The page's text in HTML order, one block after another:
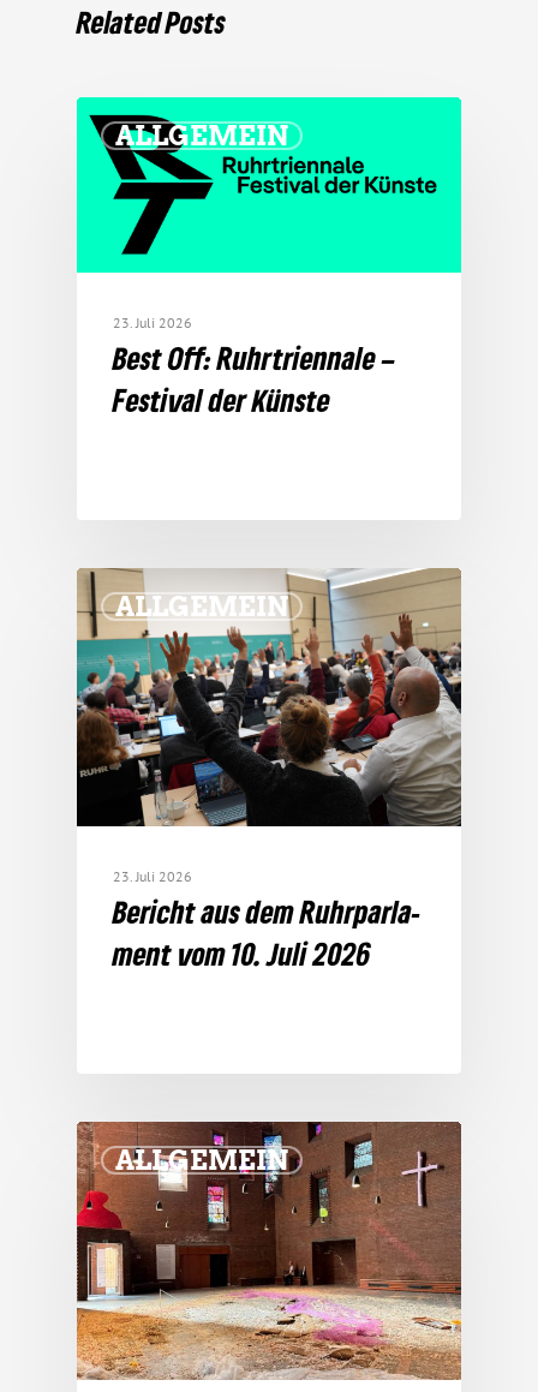
Related Posts
ALLGEMEIN
23. Juli 2026
Best Off: Ruhr­tri­en­nale –
Festival der Künste
ALLGEMEIN
23. Juli 2026
Bericht aus dem Ruhr­par­la­
ment vom 10. Juli 2026
ALLGEMEIN